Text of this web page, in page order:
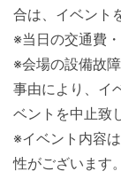
合は、イベント
※当日の交通費
※会場の設備故
事由により、イ
ベントを中止致
※イベント内容
性がございます